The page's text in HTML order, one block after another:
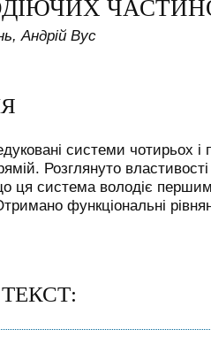
Андрій Вус
системи чотирьох
Розглянуто
ця система володіє першим
функціональні